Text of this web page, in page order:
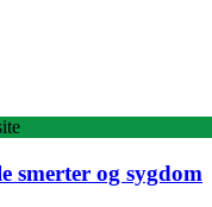
smerter og sygdom